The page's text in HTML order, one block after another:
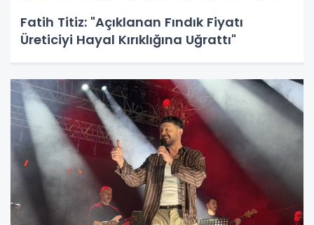
Fatih Titiz: "Açıklanan Fındık Fiyatı
Üreticiyi Hayal Kırıklığına Uğrattı"